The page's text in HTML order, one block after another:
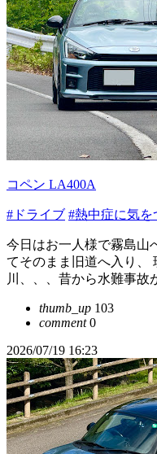
コペン LA400A
#ドライブ #熱中症に気を
今日はお一人様で霧島山
てそのまま旧道へ入り、
川、、、昔から水難事故
thumb_up 103
comment0
2026/07/19 16:23